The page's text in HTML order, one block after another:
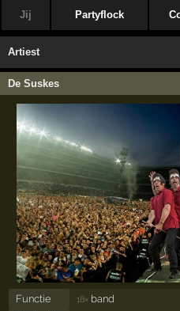
Jij Partyflock
Artiest
De Suskes
Functie 18× band